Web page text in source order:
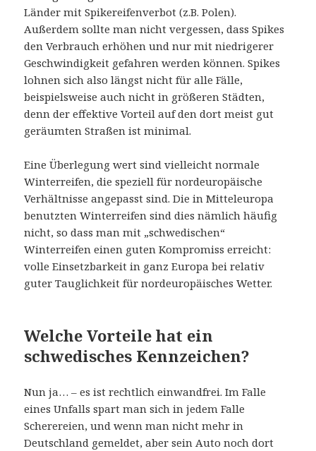
Länder mit Spikereifenverbot (z.B. Polen).
Außerdem sollte man nicht vergessen, dass Spikes
den Verbrauch erhöhen und nur mit niedrigerer
Geschwindigkeit gefahren werden können. Spikes
lohnen sich also längst nicht für alle Fälle,
beispielsweise auch nicht in größeren Städten,
denn der effektive Vorteil auf den dort meist gut
geräumten Straßen ist minimal.
Eine Überlegung wert sind vielleicht normale
Winterreifen, die speziell für nordeuropäische
Verhältnisse angepasst sind. Die in Mitteleuropa
benutzten Winterreifen sind dies nämlich häufig
nicht, so dass man mit „schwedischen“
Winterreifen einen guten Kompromiss erreicht:
volle Einsetzbarkeit in ganz Europa bei relativ
guter Tauglichkeit für nordeuropäisches Wetter.
Welche Vorteile hat ein
schwedisches Kennzeichen?
Nun ja… – es ist rechtlich einwandfrei. Im Falle
eines Unfalls spart man sich in jedem Falle
Scherereien, und wenn man nicht mehr in
Deutschland gemeldet, aber sein Auto noch dort